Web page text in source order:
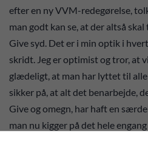
efter en ny VVM-redegørelse,
man godt kan se, at der altså
Give syd. Det er i min optik i
skridt. Jeg er optimist og tror, at
glædeligt, at man har lyttet til alle
sikker på, at alt det benarbejde,
Give og omegn, har haft en
man nu kigger på det hele